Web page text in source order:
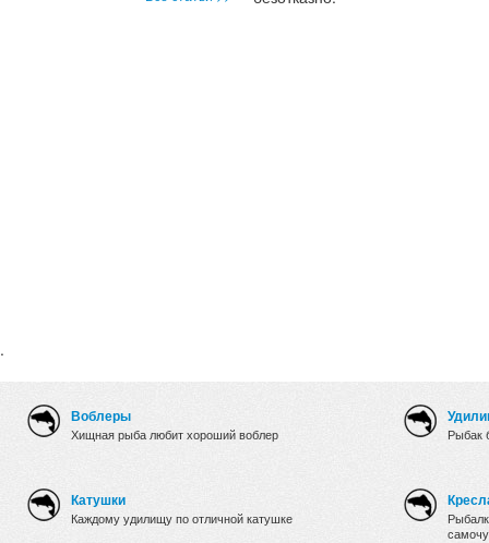
.
Воблеры
Хищная рыба любит хороший воблер
Катушки
Каждому удилищу по отличной катушке
Рыбак